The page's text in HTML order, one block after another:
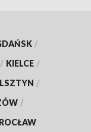
/
/ KIELCE /
/
/